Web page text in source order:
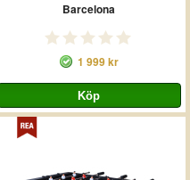
Barcelona
1 999 kr